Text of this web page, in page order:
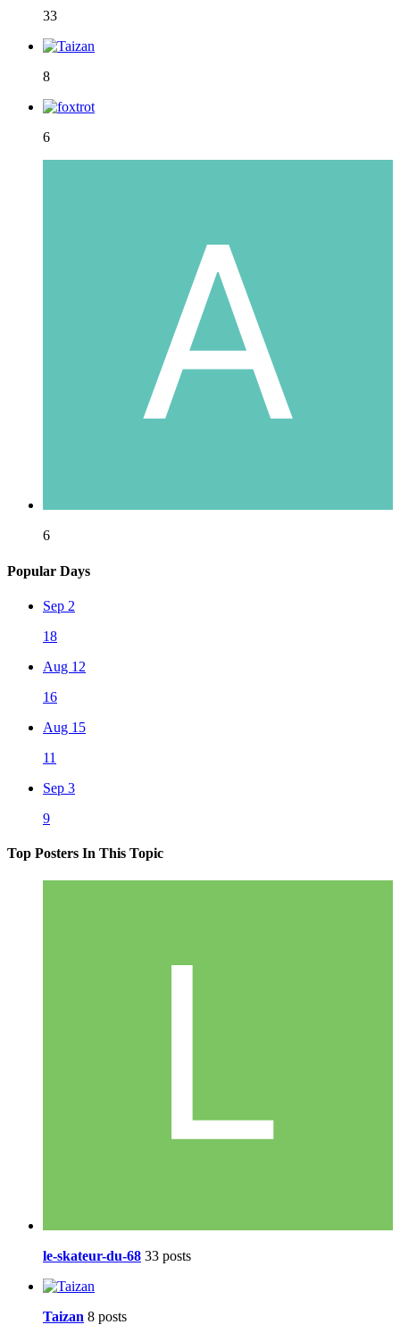
33
8
6
6
Popular Days
Sep 2
18
Aug 12
16
Aug 15
11
Sep 3
9
Top Posters In This Topic
le-skateur-du-68 33 posts
Taizan 8 posts